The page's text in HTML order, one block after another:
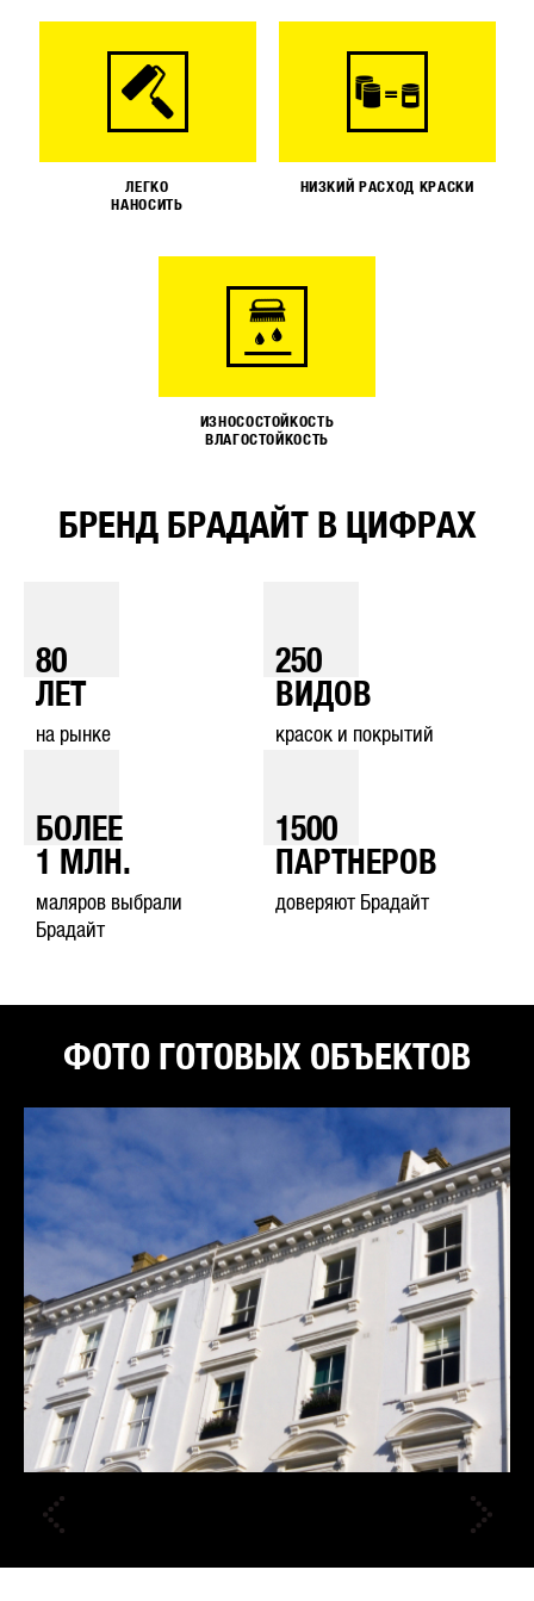
ЛЕГКО
НАНОСИТЬ
НИЗКИЙ РАСХОД КРАСКИ
ИЗНОСОСТОЙКОСТЬ
ВЛАГОСТОЙКОСТЬ
БРЕНД БРАДАЙТ В ЦИФРАХ
80
ЛЕТ
на рынке
250
ВИДОВ
красок и покрытий
БОЛЕЕ
1
МЛН.
маляров выбрали
Брадайт
1500
ПАРТНЕРОВ
доверяют Брадайт
ФОТО ГОТОВЫХ ОБЪЕКТОВ